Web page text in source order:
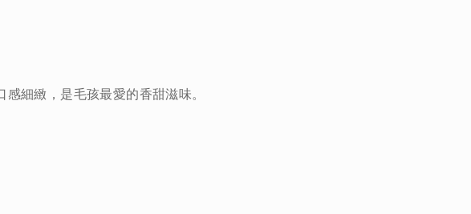
細緻，是毛孩最愛的香甜滋味。